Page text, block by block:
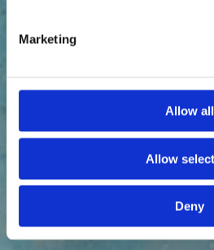
Marketing
Allow all
Allow
Deny